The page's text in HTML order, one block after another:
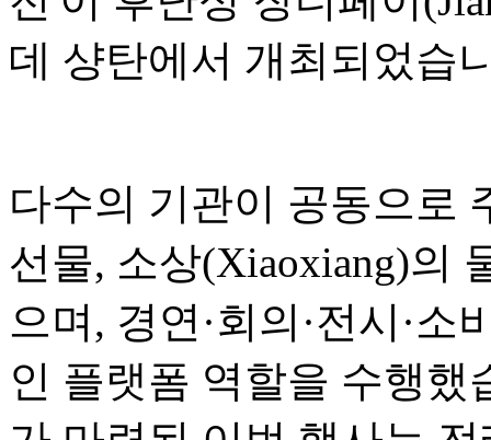
데 샹탄에서 개최되었습
다수의 기관이 공동으로
선물, 소상(Xiaoxiang)의
으며, 경연·회의·전시·
인 플랫폼 역할을 수행